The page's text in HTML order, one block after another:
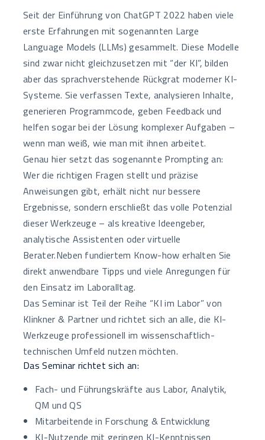
Seit der Einführung von ChatGPT 2022 haben viele
erste Erfahrungen mit sogenannten Large
Language Models (LLMs) gesammelt. Diese Modelle
sind zwar nicht gleichzusetzen mit “der KI”, bilden
aber das sprachverstehende Rückgrat moderner KI-
Systeme. Sie verfassen Texte, analysieren Inhalte,
generieren Programmcode, geben Feedback und
helfen sogar bei der Lösung komplexer Aufgaben –
wenn man weiß, wie man mit ihnen arbeitet.
Genau hier setzt das sogenannte Prompting an:
Wer die richtigen Fragen stellt und präzise
Anweisungen gibt, erhält nicht nur bessere
Ergebnisse, sondern erschließt das volle Potenzial
dieser Werkzeuge – als kreative Ideengeber,
analytische Assistenten oder virtuelle
Berater.Neben fundiertem Know-how erhalten Sie
direkt anwendbare Tipps und viele Anregungen für
den Einsatz im Laboralltag.
Das Seminar ist Teil der Reihe “KI im Labor” von
Klinkner & Partner und richtet sich an alle, die KI-
Werkzeuge professionell im wissenschaftlich-
technischen Umfeld nutzen möchten.
Das Seminar richtet sich an:
Fach- und Führungskräfte aus Labor, Analytik,
QM und QS
Mitarbeitende in Forschung & Entwicklung
KI-Nutzende mit geringen KI-Kenntnissen